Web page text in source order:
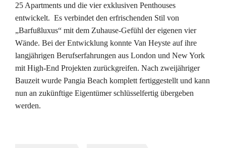
25 Apartments und die vier exklusiven Penthouses
entwickelt. Es verbindet den erfrischenden Stil von
„Barfußluxus“ mit dem Zuhause-Gefühl der eigenen vier
Wände. Bei der Entwicklung konnte Van Heyste auf ihre
langjährigen Berufserfahrungen aus London und New York
mit High-End Projekten zurückgreifen. Nach zweijähriger
Bauzeit wurde Pangia Beach komplett fertiggestellt und kann
nun an zukünftige Eigentümer schlüsselfertig übergeben
werden.